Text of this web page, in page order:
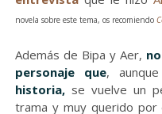
novela sobre este tema, os recomiendo
Además de Bipa y Aer,
personaje que, aunque
historia,se vuelve un
trama y muy querido por